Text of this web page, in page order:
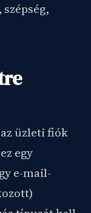
üzleti fiók
egy
e-mail-